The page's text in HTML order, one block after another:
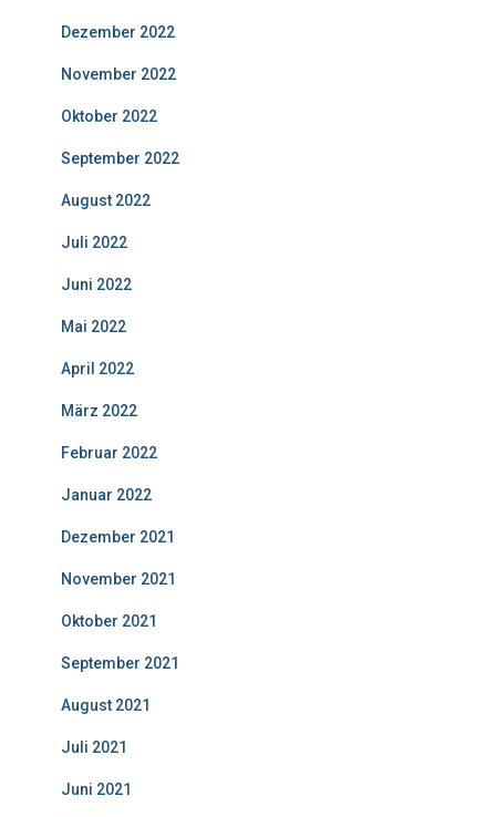
Dezember 2022
November 2022
Oktober 2022
September 2022
August 2022
Juli 2022
Juni 2022
Mai 2022
April 2022
März 2022
Februar 2022
Januar 2022
Dezember 2021
November 2021
Oktober 2021
September 2021
August 2021
Juli 2021
Juni 2021